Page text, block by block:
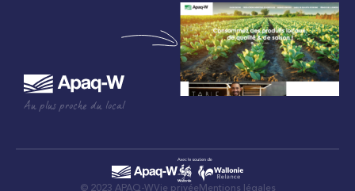
Au plus proche du local
© 2023 APAQ-WVie privée Mentions légales